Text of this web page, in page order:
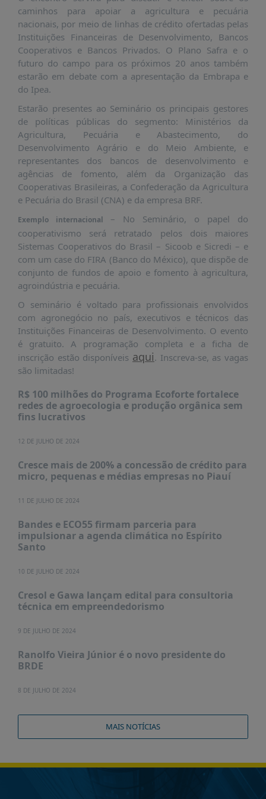
DADOS
FRENTE
PARLAMENTAR
SOBRE
A
FRENTE
MATERIAIS
INFORMAÇÕES
CURSOS
E
EVENTOS
INSCRIÇÕES
MATERIAIS
DISPONÍVEIS
PUBLICAÇÕES
REVISTA
RUMOS
LIVROS
ESTUDOS
NOTÍCIAS
ABDE-
BID
ABDE
JORNALISMO
SABER
+
CONTATO
caminhos para apoiar a agricultura e pecuária
nacionais, por meio de linhas de crédito ofertadas pelas
Instituições Financeiras de Desenvolvimento, Bancos
Cooperativos e Bancos Privados. O Plano Safra e o
futuro do campo para os próximos 20 anos também
estarão em debate com a apresentação da Embrapa e
do Ipea.
Estarão presentes ao Seminário os principais gestores
de políticas públicas do segmento: Ministérios da
Agricultura, Pecuária e Abastecimento, do
Desenvolvimento Agrário e do Meio Ambiente, e
representantes dos bancos de desenvolvimento e
agências de fomento, além da Organização das
Cooperativas Brasileiras, a Confederação da Agricultura
e Pecuária do Brasil (CNA) e da empresa BRF.
Exemplo internacional – No Seminário, o papel do
cooperativismo será retratado pelos dois maiores
Sistemas Cooperativos do Brasil – Sicoob e Sicredi – e
com um case do FIRA (Banco do México), que dispõe de
conjunto de fundos de apoio e fomento à agricultura,
agroindústria e pecuária.
O seminário é voltado para profissionais envolvidos
com agronegócio no país, executivos e técnicos das
Instituições Financeiras de Desenvolvimento. O evento
é gratuito. A programação completa e a ficha de
inscrição estão disponíveis aqui. Inscreva-se, as vagas
são limitadas!
R$ 100 milhões do Programa Ecoforte fortalece
redes de agroecologia e produção orgânica sem
fins lucrativos
12 DE JULHO DE 2024
Cresce mais de 200% a concessão de crédito para
micro, pequenas e médias empresas no Piauí
11 DE JULHO DE 2024
Bandes e ECO55 firmam parceria para
impulsionar a agenda climática no Espírito
Santo
10 DE JULHO DE 2024
Cresol e Gawa lançam edital para consultoria
técnica em empreendedorismo
9 DE JULHO DE 2024
Ranolfo Vieira Júnior é o novo presidente do
BRDE
8 DE JULHO DE 2024
MAIS NOTÍCIAS